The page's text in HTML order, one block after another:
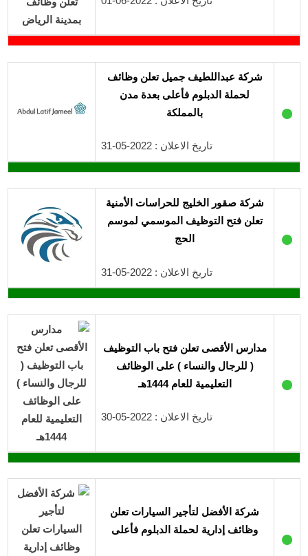
●
شركة عبداللطيف جميل تعلن وظائف
لحملة الدبلوم فأعلى بعدة مدن
بالمملكة
تاريخ الاعلان : 2022-05-31
●
شركة صقور الخليج للحراسات الأمنية
تعلن فتح التوظيف الموسمي لموسم
الحج
تاريخ الاعلان : 2022-05-31
●
مدارس الأقصى تعلن فتح باب التوظيف
( للرجال والنساء ) على الوظائف
التعليمية للعام 1444هـ
تاريخ الاعلان : 2022-05-30
●
شركة الأفضل لتأجير السيارات تعلن
وظائف إدارية لحملة الدبلوم فأعلى